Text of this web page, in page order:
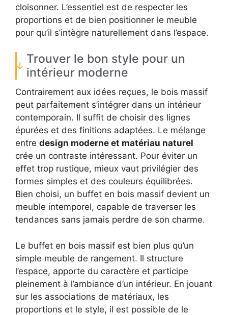
cloisonner. L’essentiel est de respecter les
proportions et de bien positionner le meuble
pour qu’il s’intègre naturellement dans l’espace.
Trouver le bon style pour un
intérieur moderne
Contrairement aux idées reçues, le bois massif
peut parfaitement s’intégrer dans un intérieur
contemporain. Il suffit de choisir des lignes
épurées et des finitions adaptées. Le mélange
entre design moderne et matériau naturel
crée un contraste intéressant. Pour éviter un
effet trop rustique, mieux vaut privilégier des
formes simples et des couleurs équilibrées.
Bien choisi, un buffet en bois massif devient un
meuble intemporel, capable de traverser les
tendances sans jamais perdre de son charme.
Le buffet en bois massif est bien plus qu’un
simple meuble de rangement. Il structure
l’espace, apporte du caractère et participe
pleinement à l’ambiance d’un intérieur. En jouant
sur les associations de matériaux, les
proportions et le style, il est possible de le